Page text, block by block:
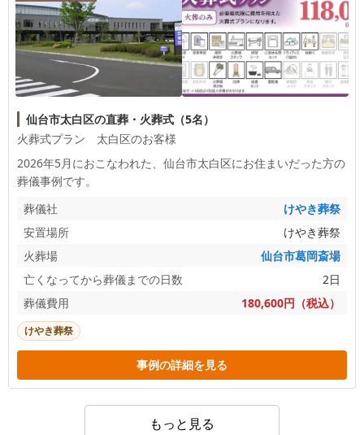
仙台市太白区の直葬・火葬式（5名）
火葬式プラン 太白区のお客様
2026年5月におこなわれた、 仙台市太白区にお住まいだった方の
葬儀事例です。
葬儀社
けやき葬祭
安置場所
けやき葬祭
火葬場
仙台市葛岡斎場
亡くなってから葬儀までの日数
2日
葬儀費用
180,600円（税込）
けやき葬祭
事例の詳細を見る
もっと見る